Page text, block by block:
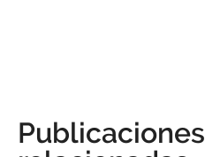
Publicaciones